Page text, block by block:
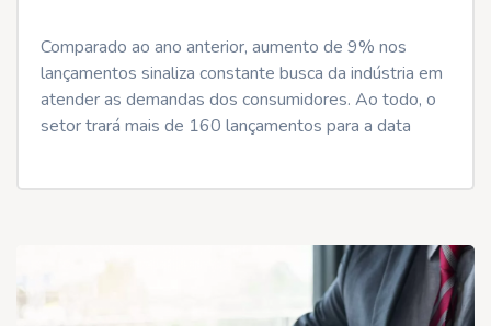
Comparado ao ano anterior, aumento de 9% nos
lançamentos sinaliza constante busca da indústria em
atender as demandas dos consumidores. Ao todo, o
setor trará mais de 160 lançamentos para a data